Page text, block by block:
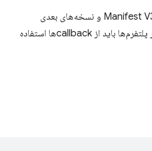
Promiseها فقط برای Manifest V3 و نسخه‌های بعدی
پشتیبانی می‌شوند، سایر پلتفرم‌ها باید از callbackها استفاده